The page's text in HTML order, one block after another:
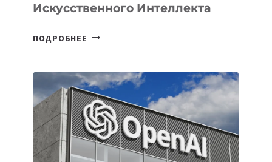
Искусственного Интеллекта
ПОДРОБНЕЕ В
ПРИОРИТЕТНЫЕ
ЗАДАЧИ
ПО
РАЗВИТИЮ
ЭКОСИСТЕМЫ
ИСКУССТВЕННОГО